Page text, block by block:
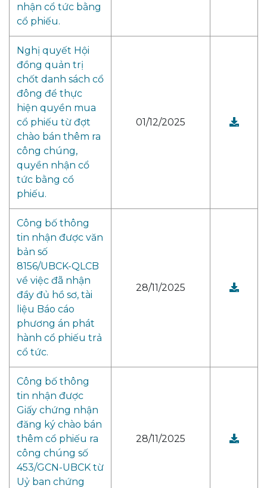
nhận cổ tức bằng
cổ phiếu.
Nghị quyết Hội
đồng quản trị
chốt danh sách cổ
đông để thực
hiện quyền mua
cổ phiếu từ đợt
chào bán thêm ra
công chúng,
quyền nhận cổ
tức bằng cổ
phiếu.
01/12/2025
Công bố thông
tin nhận được văn
bản số
8156/UBCK-QLCB
về việc đã nhận
đầy đủ hồ sơ, tài
liệu Báo cáo
phương án phát
hành cổ phiếu trả
cổ tức.
28/11/2025
Công bố thông
tin nhận được
Giấy chứng nhận
đăng ký chào bán
thêm cổ phiếu ra
công chúng số
453/GCN-UBCK từ
Uỷ ban chứng
28/11/2025